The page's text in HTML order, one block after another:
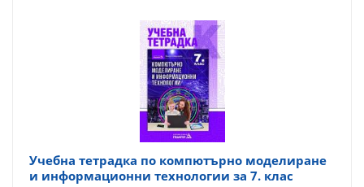
Учебна тетрадка по компютърно моделиране
и информационни технологии за 7. клас